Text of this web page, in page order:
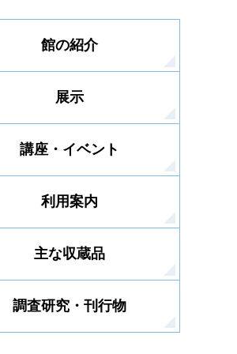
館の紹介
展示
講座・イベント
利用案内
主な収蔵品
調査研究・刊行物